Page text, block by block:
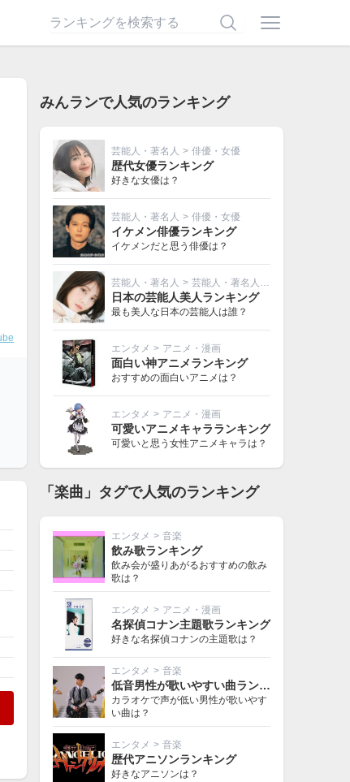
みんランで人気のランキング
芸能人・著名人 > 俳優・女優
歴代女優ランキング
好きな女優は？
芸能人・著名人 > 俳優・女優
イケメン俳優ランキング
イケメンだと思う俳優は？
芸能人・著名人 > 芸能人・著名人その他
日本の芸能人美人ランキング
最も美人な日本の芸能人は誰？
エンタメ > アニメ・漫画
面白い神アニメランキング
おすすめの面白いアニメは？
エンタメ > アニメ・漫画
可愛いアニメキャラランキング
可愛いと思う女性アニメキャラは？
「楽曲」タグで人気のランキング
エンタメ > 音楽
飲み歌ランキング
飲み会が盛りあがるおすすめの飲み
歌は？
エンタメ > アニメ・漫画
名探偵コナン主題歌ランキング
好きな名探偵コナンの主題歌は？
エンタメ > 音楽
低音男性が歌いやすい曲ランキング
カラオケで声が低い男性が歌いやす
い曲は？
エンタメ > 音楽
歴代アニソンランキング
好きなアニソンは？